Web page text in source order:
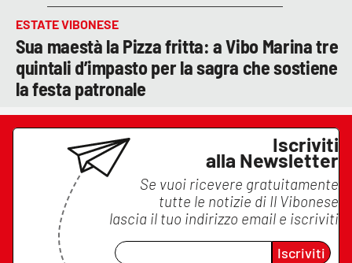
ESTATE VIBONESE
Sua maestà la Pizza fritta: a Vibo Marina tre
quintali d’impasto per la sagra che sostiene
la festa patronale
Iscriviti
alla Newsletter
Se vuoi ricevere gratuitamente
tutte le notizie di Il Vibonese
lascia il tuo indirizzo email e iscriviti
Iscriviti